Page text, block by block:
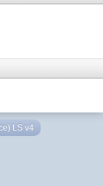
LS v4